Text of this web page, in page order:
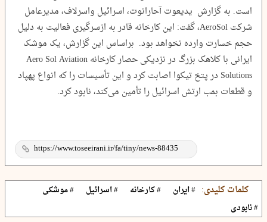
است. به گزارش یدیعوت آحارانوت، اسرائیل واسرلاف، مدیرعامل
شرکت AeroSol، گفت: این کارخانه قادر به ازسرگیری فعالیت به دلیل
حجم خسارت وارده نخواهد بود. براساس این گزارش، یک موشک
ایرانی با کلاهک بزرگ در نزدیکی حصار کارخانه Aero Sol Aviation
Solutions در پتخ تیکوا اصابت کرد و این تأسیسات را که انواع پهپاد
و قطعات بمب ارتش اسرائیل را تأمین می‌کند، نابود کرد.
کلمات کلیدی: # ایران # کارخانه # اسرائیل
# موشکی
# نابودی